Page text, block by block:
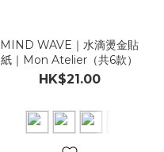
MIND WAVE｜水滴燙金貼
紙｜Mon Atelier（共6款）
HK$21.00